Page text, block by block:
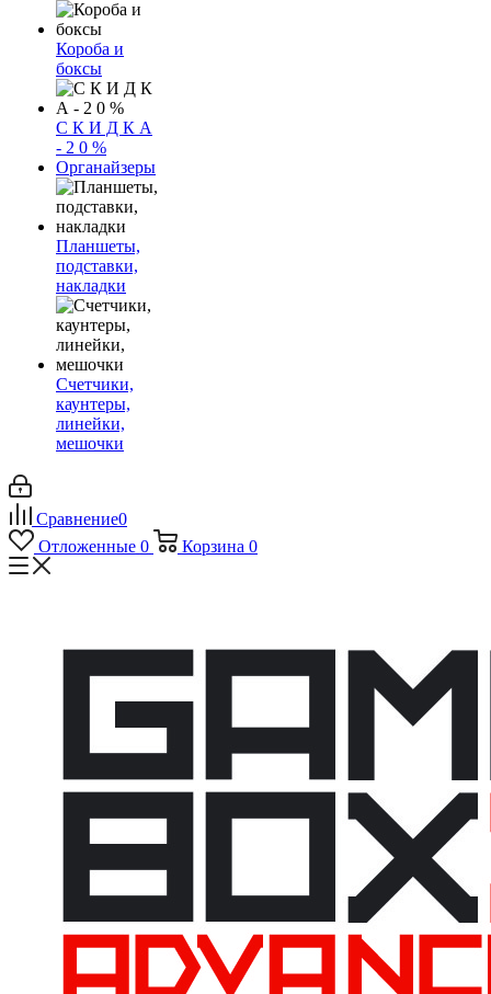
Короба и
боксы
С К И Д К А
- 2 0 %
Органайзеры
Планшеты,
подставки,
накладки
Счетчики,
каунтеры,
линейки,
мешочки
Сравнение0
Отложенные 0 Корзина 0